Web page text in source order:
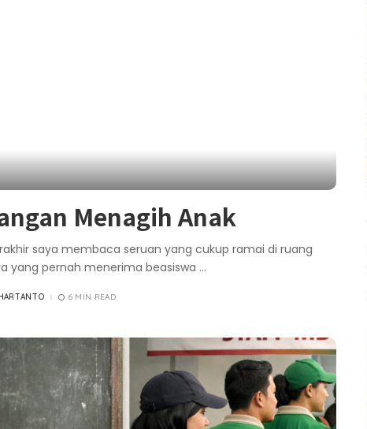
Menagih Anak
saya membaca seruan yang cukup ramai di ruang
yang pernah menerima beasiswa ...
6 MIN READ